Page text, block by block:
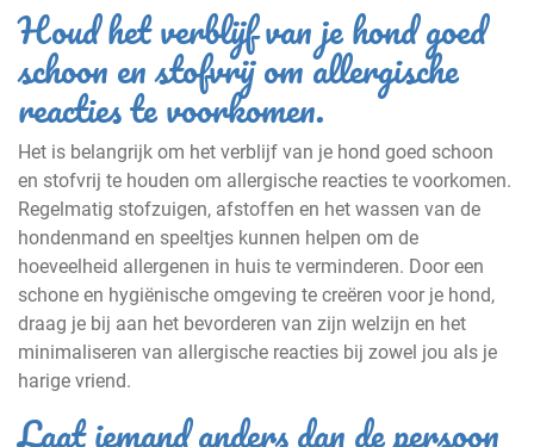
Houd het verblijf van je hond goed
schoon en stofvrij om allergische
reacties te voorkomen.
Het is belangrijk om het verblijf van je hond goed schoon
en stofvrij te houden om allergische reacties te voorkomen.
Regelmatig stofzuigen, afstoffen en het wassen van de
hondenmand en speeltjes kunnen helpen om de
hoeveelheid allergenen in huis te verminderen. Door een
schone en hygiënische omgeving te creëren voor je hond,
draag je bij aan het bevorderen van zijn welzijn en het
minimaliseren van allergische reacties bij zowel jou als je
harige vriend.
Laat iemand anders dan de persoon